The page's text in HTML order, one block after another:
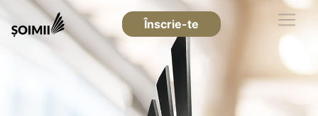
Înscrie-te